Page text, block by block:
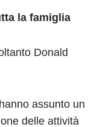
la famiglia
Donald
assunto un
delle attività